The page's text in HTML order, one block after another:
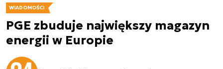
WIADOMOŚCI
PGE zbuduje największy magazyn
energii w Europie